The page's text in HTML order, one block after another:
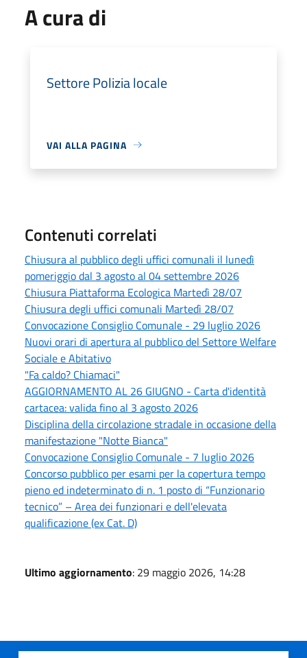
A cura di
Settore Polizia locale
VAI ALLA PAGINA
Contenuti correlati
Chiusura al pubblico degli uffici comunali il lunedì
pomeriggio dal 3 agosto al 04 settembre 2026
Chiusura Piattaforma Ecologica Martedì 28/07
Chiusura degli uffici comunali Martedì 28/07
Convocazione Consiglio Comunale - 29 luglio 2026
Nuovi orari di apertura al pubblico del Settore Welfare
Sociale e Abitativo
"Fa caldo? Chiamaci"
AGGIORNAMENTO AL 26 GIUGNO - Carta d'identità
cartacea: valida fino al 3 agosto 2026
Disciplina della circolazione stradale in occasione della
manifestazione "Notte Bianca"
Convocazione Consiglio Comunale - 7 luglio 2026
Concorso pubblico per esami per la copertura tempo
pieno ed indeterminato di n. 1 posto di “Funzionario
tecnico” – Area dei funzionari e dell'elevata
qualificazione (ex Cat. D)
Ultimo aggiornamento: 29 maggio 2026, 14:28